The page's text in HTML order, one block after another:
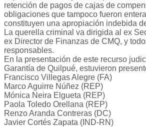
retención de pagos de cajas de
obligaciones que tampoco fueron
constituyen una apropiación indebida
La querella criminal va dirigida al ex
ex Director de Finanzas de CMQ, y
responsables.
En la presentación de este recurso
Garantía de Quilpué, estuvieron
Francisco Villegas Alegre (FA)
Marco Aguirre Núñez (REP)
Mónica Neira Elgueta (REP)
Paola Toledo Orellana (REP)
Renzo Aranda Contreras (DC)
Javier Cortés Zapata (IND-RN)